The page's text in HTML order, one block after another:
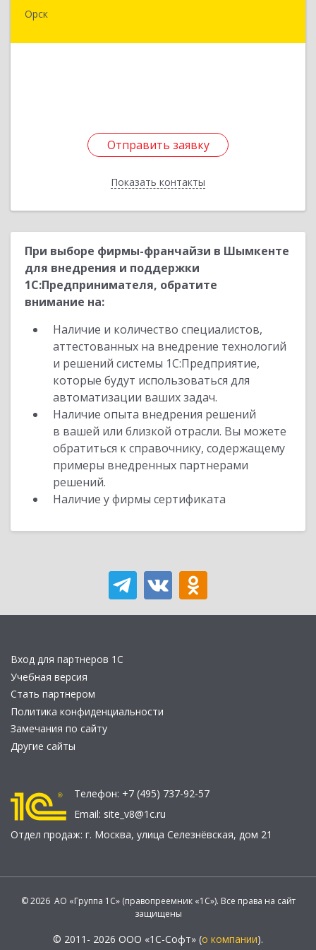
Орск
Отправить заявку
Показать контакты
Отправить заявку
Назад
При выборе фирмы-франчайзи в Шымкенте
для внедрения и поддержки
1С:Предпринимателя, обратите
внимание на:
Наличие и количество специалистов,
аттестованных на внедрение технологий
и решений системы 1С:Предприятие,
которые будут использоваться для
автоматизации ваших задач.
Наличие опыта внедрения решений
в вашей или близкой отрасли. Вы можете
обратиться к справочнику, содержащему
примеры внедренных партнерами
решений.
Наличие у фирмы сертификата
Вход для партнеров 1С
Учебная версия
Стать партнером
Политика конфиденциальности
Замечания по сайту
Другие сайты
Телефон: +7 (495) 737-92-57
Email: site_v8@1c.ru
Отдел продаж: г. Москва, улица Селезнёвская, дом 21
© 2026 АО «Группа 1С» (правопреемник «1С»). Все права на сайт
защищены
© 2011- 2026 ООО «1С-Софт» (о компании).